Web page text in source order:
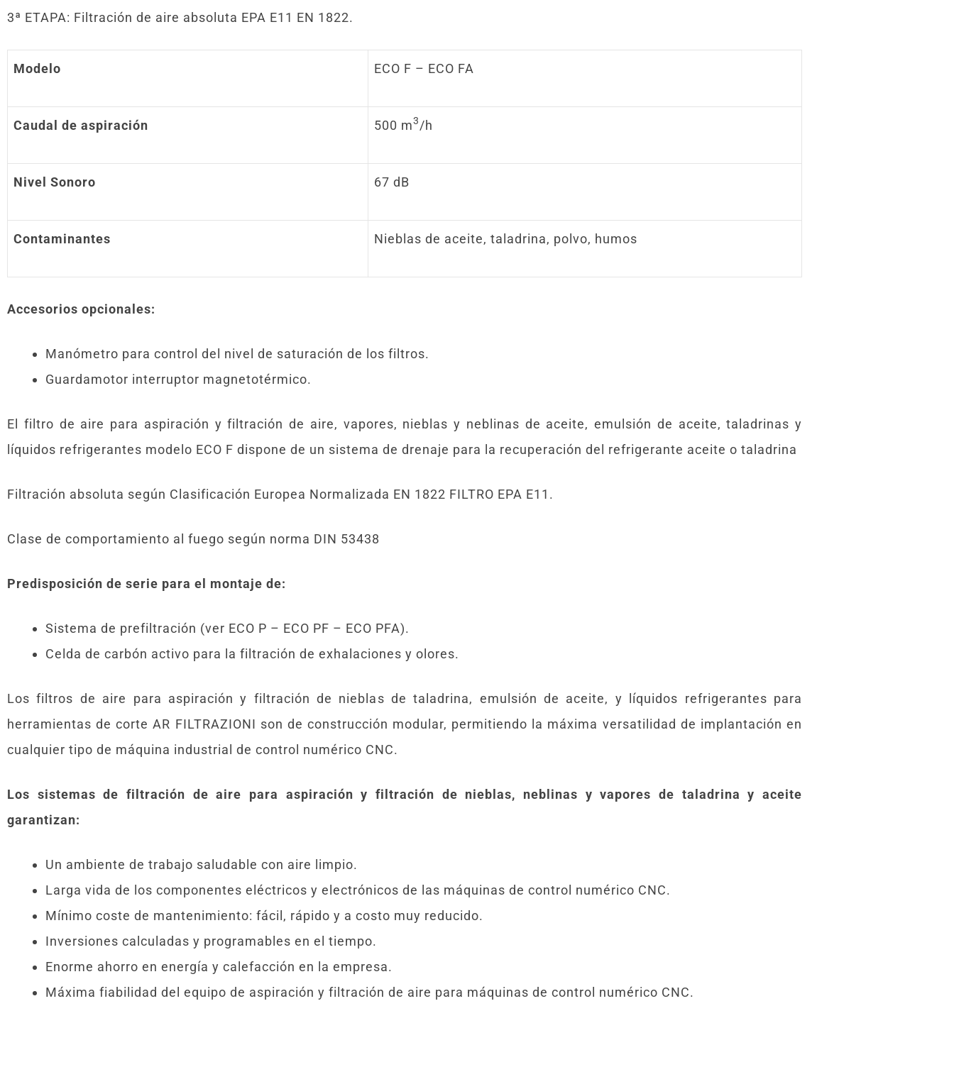
3ª ETAPA: Filtración de aire absoluta EPA E11 EN 1822.
Modelo ECO F – ECO FA
Caudal de aspiración 500 m3/h
Nivel Sonoro 67 dB
Contaminantes Nieblas de aceite, taladrina, polvo, humos
Accesorios opcionales:
Manómetro para control del nivel de saturación de los filtros.
Guardamotor interruptor magnetotérmico.
El filtro de aire para aspiración y filtración de aire, vapores, nieblas y neblinas de aceite, emulsión de aceite, taladrinas y
líquidos refrigerantes modelo ECO F dispone de un sistema de drenaje para la recuperación del refrigerante aceite o taladrina
Filtración absoluta según Clasificación Europea Normalizada EN 1822 FILTRO EPA E11.
Clase de comportamiento al fuego según norma DIN 53438
Predisposición de serie para el montaje de:
Sistema de prefiltración (ver ECO P – ECO PF – ECO PFA).
Celda de carbón activo para la filtración de exhalaciones y olores.
Los filtros de aire para aspiración y filtración de nieblas de taladrina, emulsión de aceite, y líquidos refrigerantes para
herramientas de corte AR FILTRAZIONI son de construcción modular, permitiendo la máxima versatilidad de implantación en
cualquier tipo de máquina industrial de control numérico CNC.
Los sistemas de filtración de aire para aspiración y filtración de nieblas, neblinas y vapores de taladrina y aceite
garantizan:
Un ambiente de trabajo saludable con aire limpio.
Larga vida de los componentes eléctricos y electrónicos de las máquinas de control numérico CNC.
Mínimo coste de mantenimiento: fácil, rápido y a costo muy reducido.
Inversiones calculadas y programables en el tiempo.
Enorme ahorro en energía y calefacción en la empresa.
Máxima fiabilidad del equipo de aspiración y filtración de aire para máquinas de control numérico CNC.